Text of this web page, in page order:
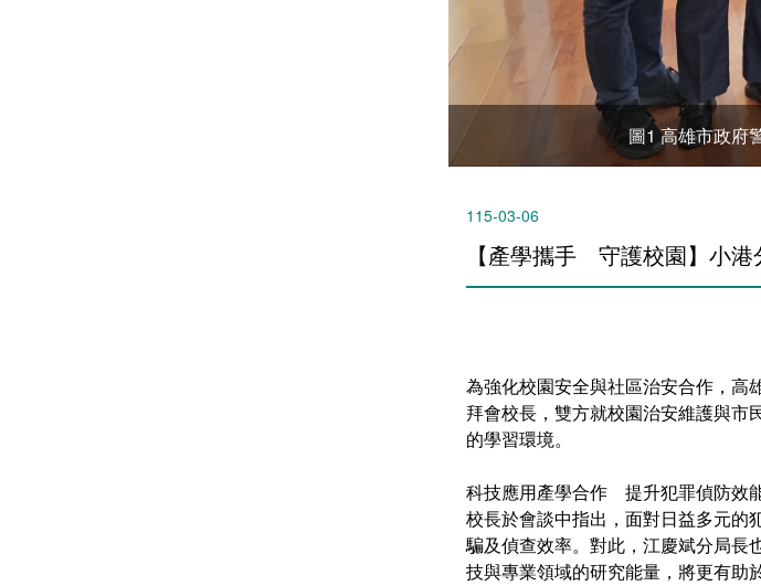
圖1 高雄市政府
115-03-06
【產學攜手 守護校園】小
為強化校園安全與社區治安合作，高
拜會校長，雙方就校園治安維護與市
的學習環境。
科技應用產學合作 提升犯罪偵防效
校長於會談中指出，面對日益多元的
騙及偵查效率。對此，江慶斌分局長
技與專業領域的研究能量，將更有助